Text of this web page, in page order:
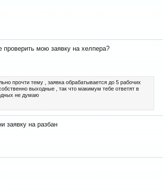
проверить мою заявку на хелпера?
прочти тему , заявка обрабатывается до 5 рабочих
выходные , так что макимум тебе ответят в
не думаю
заявку на разбан